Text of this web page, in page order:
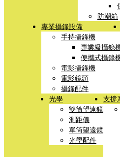
防潮箱
專業攝錄設備
手持攝錄機
專業級攝錄
便攜式攝錄
電影攝錄機
電影鏡頭
攝錄配件
光學
雙筒望遠鏡
測距儀
單筒望遠鏡
光學配件
支撐